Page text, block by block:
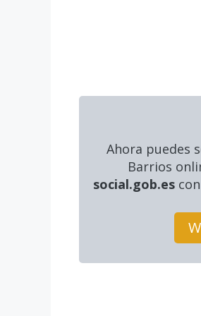
Ahora puedes
Barrios
social.gob.escon